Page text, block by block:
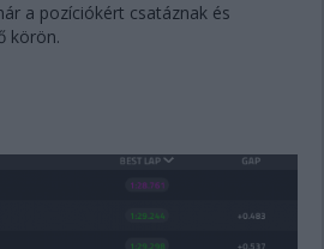
a pozíciókért csatáznak és
körön.